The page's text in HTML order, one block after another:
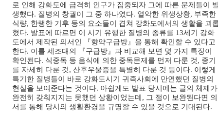
로 인해 강화도에 급격히 인구가 집중되자 그에 따른 문제들이
생했다. 질병의 창궐이 그 중 하나였다. 열악한 위생상황, 부족한
식량, 한랭한 기후 등의 요소들이 겹쳐 강화도에서의 생활을 괴
혔다. 발표에 따르면 이 시기 유행한 질병의 종류를 13세기 강화
도에서 제작된 의서인 『향약구급방』을 통해 확인할 수 있다고
한다. 이를 세조대의 『구급방』과 비교해 보면 몇 가지 특징이
확인된다. 식중독 등 음식에 의한 중독문제를 먼저 다룬 것, 종기
를 자세히 다룬 것, 산후우울증을 특별히 다룬 것 등이다. 이렇게
특기한 질병들이 바로 강화도시기 귀족사회에 만연했던 질병의
현실을 보여준다는 것이다. 아쉽게도 발표 당시에는 글의 체제가
완전히 갖춰지지는 못했던 상황이었는데, 그 점이 보완된다면 의
서를 통해 당시의 생활환경을 규명할 수 있을 것으로 기대된다.